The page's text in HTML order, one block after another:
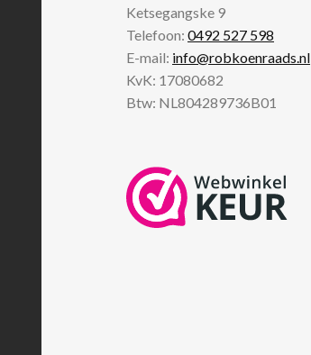
Ketsegangske 9
Telefoon:0492 527 598
E-mail: info@robkoenraads.nl
KvK: 17080682
Btw: NL804289736B01